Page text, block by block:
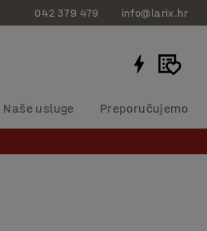
042 379 479 info@larix.hr
Naše usluge Preporučujemo